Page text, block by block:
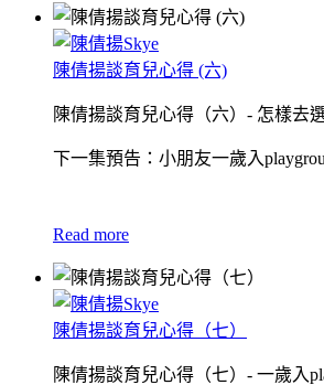
陳倩揚談育兒心得 (六)
陳倩揚談育兒心得（六）- 怎樣去
下一集預告：小朋友一歲入
Read more
陳倩揚談育兒心得（七）
陳倩揚談育兒心得（七）- 一歲入